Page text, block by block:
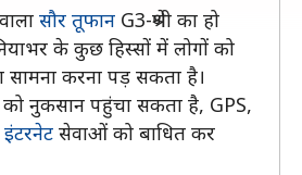
सौर तूफान G3-श्रेणी का हो
के कुछ हिस्सों में लोगों को
करना पड़ सकता है।
नुकसान पहुंचा सकता है, GPS,
इंटरनेट सेवाओं को बाधित कर